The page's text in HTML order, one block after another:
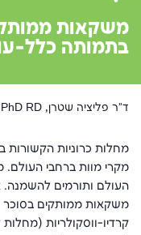
משקאות
בתמותה כלל-
ד"ר פליציה שטרן, PhD RD |
מקרי מוות ברחבי
העולם ותורמים
משקאות ממותקים
קרדיו-ווסקולריות